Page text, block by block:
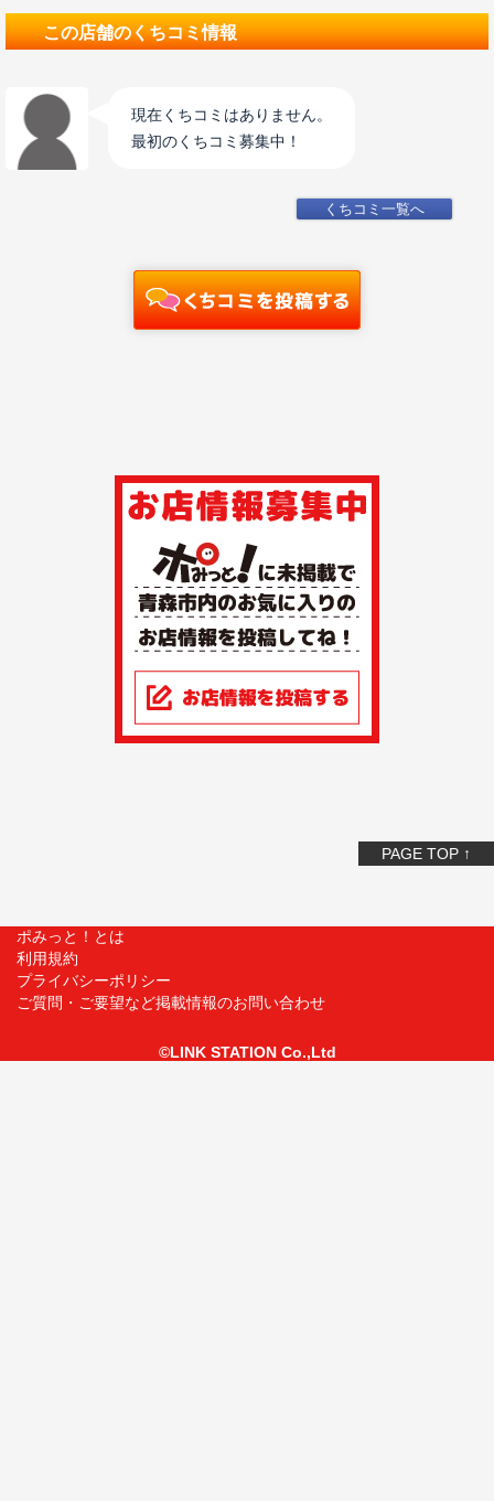
この店舗のくちコミ情報
現在くちコミはありません。
最初のくちコミ募集中！
くちコミ一覧へ
PAGE TOP ↑
ポみっと！とは
利用規約
プライバシーポリシー
ご質問・ご要望など掲載情報のお問い合わせ
©LINK STATION Co.,Ltd